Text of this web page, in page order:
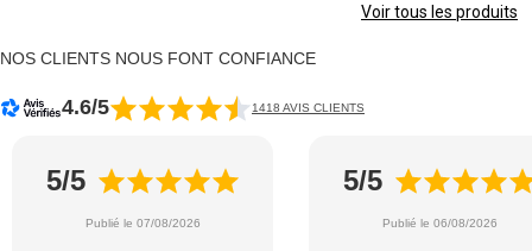
Voir tous les produits
NOS CLIENTS NOUS FONT CONFIANCE
4.6/5 1418 AVIS CLIENTS
5/5
Publié le 07/08/2026
5/5
Publié le 06/08/2026